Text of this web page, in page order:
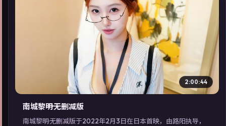
▶
2:00:44
南城黎明·无删减版
南城黎明·无删减版于2022年2月3日在日本首映，由路阳执导，